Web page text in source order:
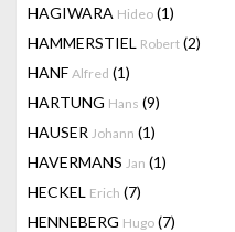
HAGIWARA Hideo (1)
HAMMERSTIEL Robert (2)
HANF Alfred (1)
HARTUNG Hans (9)
HAUSER Johann (1)
HAVERMANS Jan (1)
HECKEL Erich (7)
HENNEBERG Hugo (7)